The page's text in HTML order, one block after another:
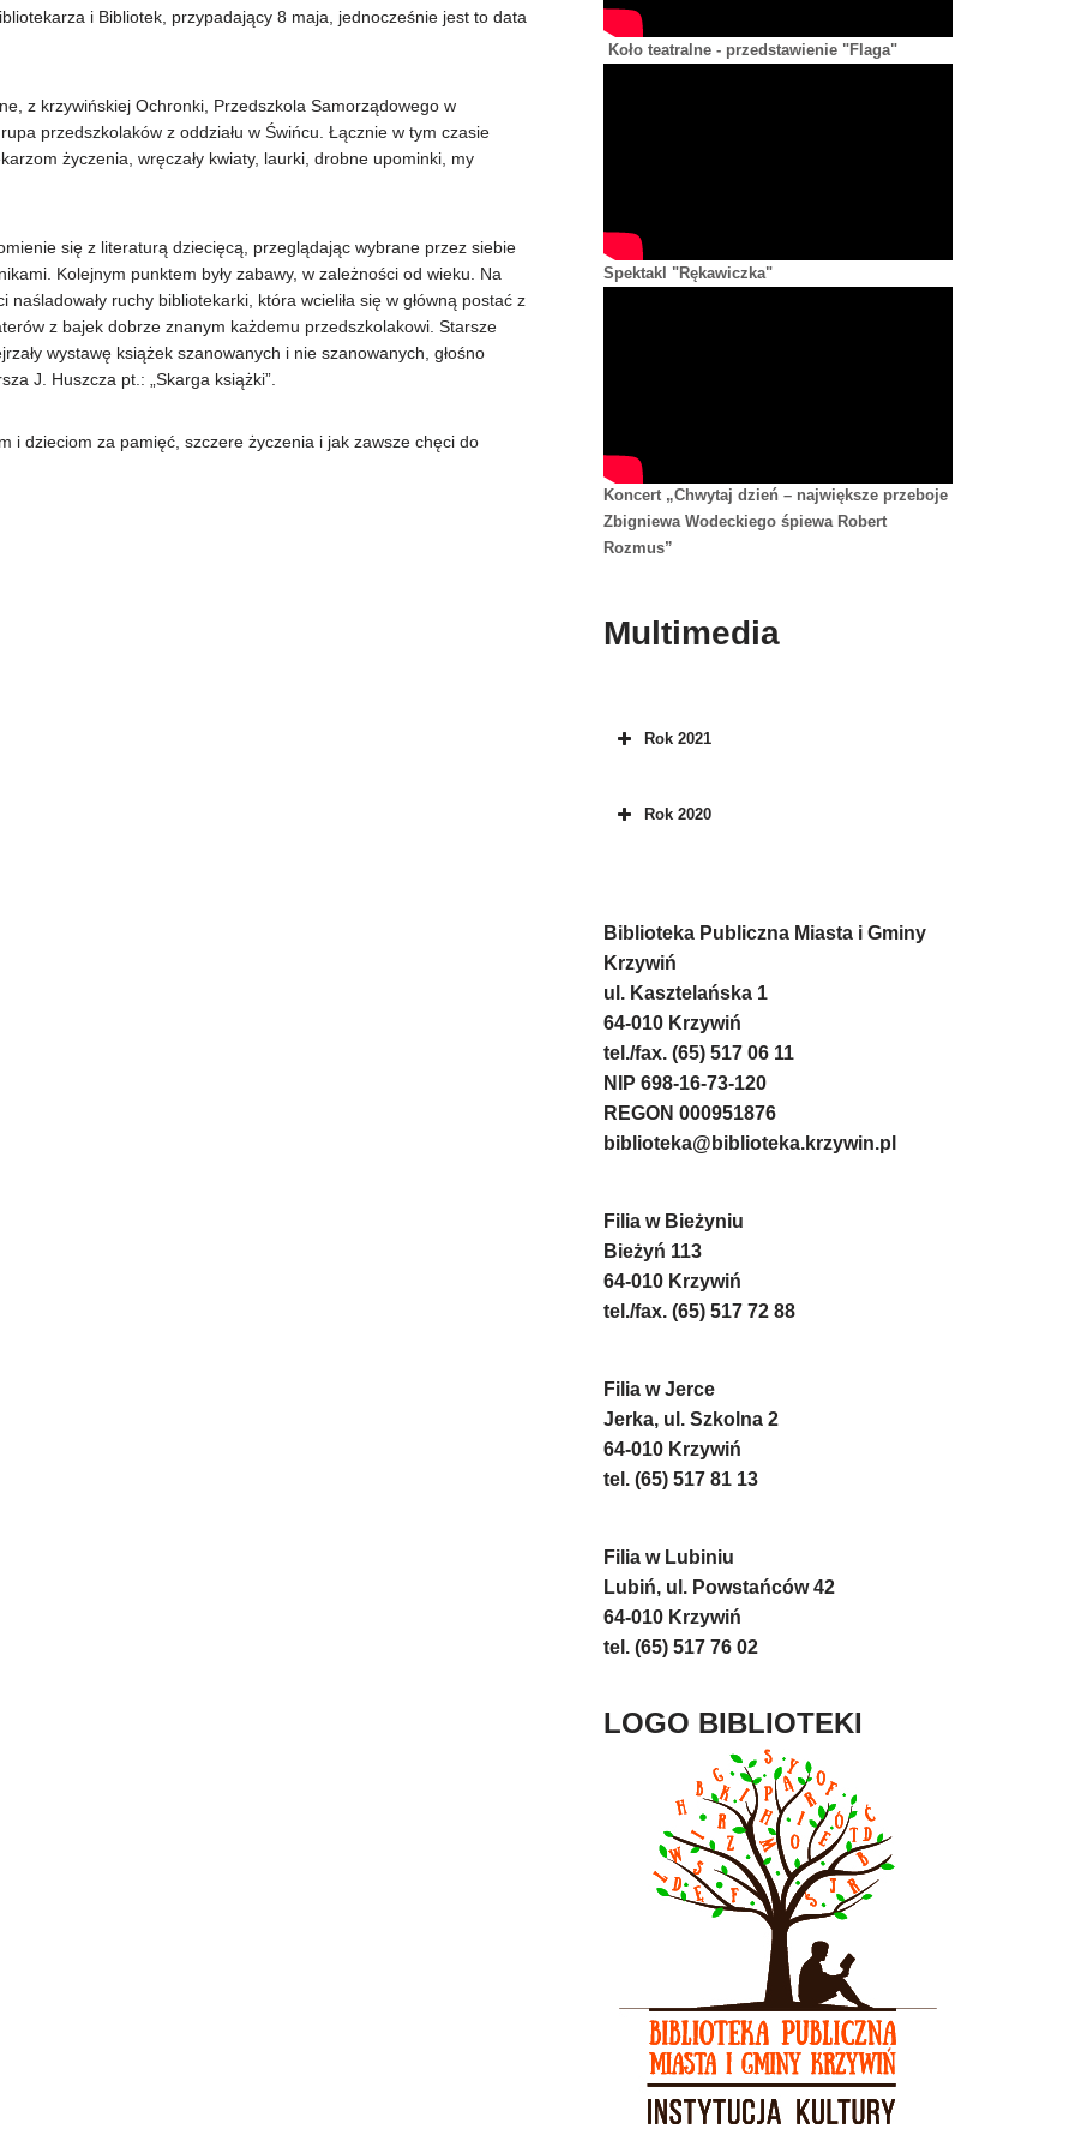
i Bibliotek, przypadający 8 maja, jednocześnie jest to data
z krzywińskiej Ochronki, Przedszkola Samorządowego w
przedszkolaków z oddziału w Świńcu. Łącznie w tym czasie
życzenia, wręczały kwiaty, laurki, drobne upominki, my
się z literaturą dziecięcą, przeglądając wybrane przez siebie
Kolejnym punktem były zabawy, w zależności od wieku. Na
ruchy bibliotekarki, która wcieliła się w główną postać z
z bajek dobrze znanym każdemu przedszkolakowi. Starsze
wystawę książek szanowanych i nie szanowanych, głośno
J. Huszcza pt.: „Skarga książki”.
i dzieciom za pamięć, szczere życzenia i jak zawsze chęci do
Koło teatralne - przedstawienie "Flaga"
Spektakl "Rękawiczka"
Koncert „Chwytaj dzień – największe przeboje
Zbigniewa Wodeckiego śpiewa Robert
Rozmus”
Multimedia
Rok 2021
Rok 2020
Biblioteka Publiczna Miasta i Gminy
Krzywiń
ul. Kasztelańska 1
64-010 Krzywiń
tel./fax. (65) 517 06 11
NIP 698-16-73-120
REGON 000951876
biblioteka@biblioteka.krzywin.pl
Filia w Bieżyniu
Bieżyń 113
64-010 Krzywiń
tel./fax. (65) 517 72 88
Filia w Jerce
Jerka, ul. Szkolna 2
64-010 Krzywiń
tel. (65) 517 81 13
Filia w Lubiniu
Lubiń, ul. Powstańców 42
64-010 Krzywiń
tel. (65) 517 76 02
LOGO BIBLIOTEKI